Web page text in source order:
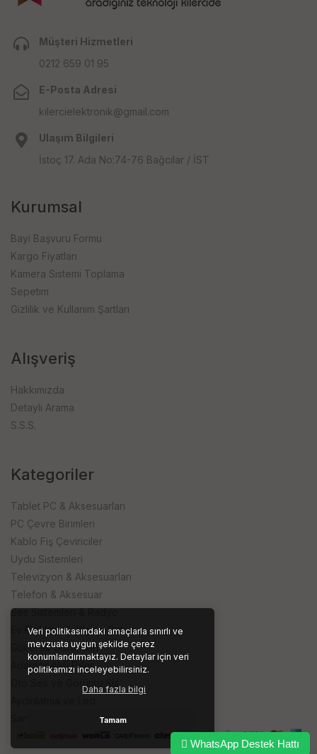
Veri politikasındaki amaçlarla sınırlı ve
mevzuata uygun şekilde çerez
konumlandırmaktayız. Detaylar için veri
politikamızı inceleyebilirsiniz.
Daha fazla bilgi
Tamam
Müşteri Hizmetleri
0212 659 01 95
E-Posta Adresi
kilercielektronik@gmail.com
Ulaşım Bilgileri
İstoç 17. Ada No:74-76 Bağcılar / İST
Kurumsal
Bayi Başvuru Formu
Kargo Fiyatları
Kamera Sistemi Toplama
Sepetim
Gizlilik ve Kullanım Şartları
Alışveriş
Hakkımızda
Detaylı Arama
S.S.S.
Kategoriler
Tablet PC & Aksesuarları
PC Çevre Birimleri
Kablo Fiş Çeviriciler
Uydu Sistemleri
Televizyon & Aksesuarları
Telefon & Aksesuar
Ses Sistemleri & Radyo
Ev Elektroniği Kişisel Bakım
Güvenlik Sistemleri
Adaptör Akü Piller
Sarf ve İşyeri Ürünleri
WhatsApp Destek Hattı